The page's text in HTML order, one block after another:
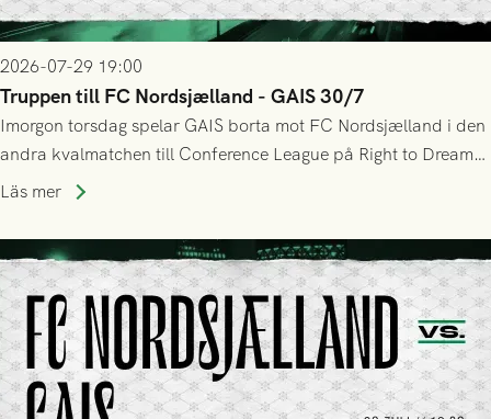
2026-07-29 19:00
Truppen till FC Nordsjælland - GAIS 30/7
Imorgon torsdag spelar GAIS borta mot FC Nordsjælland i den
andra kvalmatchen till Conference League på Right to Dream
Park! Fredrik Holmberg och ledarstaben har tagit ut följande
Läs mer